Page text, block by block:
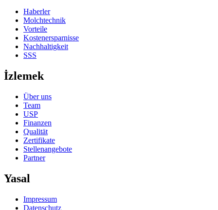
Haberler
Molchtechnik
Vorteile
Kostenersparnisse
Nachhaltigkeit
SSS
İzlemek
Über uns
Team
USP
Finanzen
Qualität
Zertifikate
Stellenangebote
Partner
Yasal
Impressum
Datenschutz